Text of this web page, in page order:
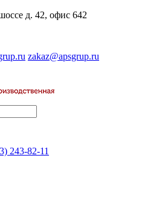
д. 42, офис 642
zakaz@apsgrup.ru
243-82-11